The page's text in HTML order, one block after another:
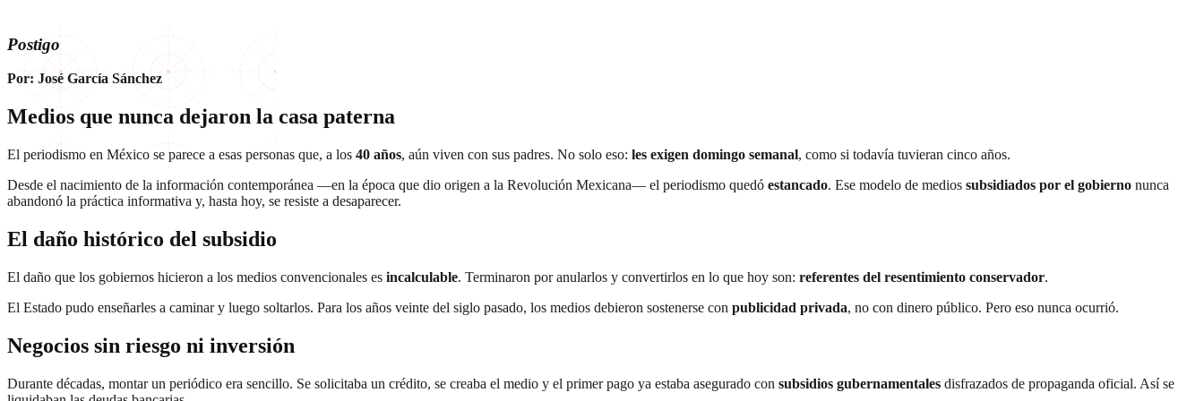
Postigo
Por: José García Sánchez
Medios que nunca dejaron la casa paterna
El periodismo en México se parece a esas personas que, a los 40 años, aún viven con sus padres. No solo eso: les exigen domingo semanal, como si todavía tuvieran cinco años.
Desde el nacimiento de la información contemporánea —en la época que dio origen a la Revolución Mexicana— el periodismo quedó estancado. Ese modelo de medios subsidiados por el gobierno nunca
abandonó la práctica informativa y, hasta hoy, se resiste a desaparecer.
El daño histórico del subsidio
El daño que los gobiernos hicieron a los medios convencionales es incalculable. Terminaron por anularlos y convertirlos en lo que hoy son: referentes del resentimiento conservador.
El Estado pudo enseñarles a caminar y luego soltarlos. Para los años veinte del siglo pasado, los medios debieron sostenerse con publicidad privada, no con dinero público. Pero eso nunca ocurrió.
Negocios sin riesgo ni inversión
Durante décadas, montar un periódico era sencillo. Se solicitaba un crédito, se creaba el medio y el primer pago ya estaba asegurado con subsidios gubernamentales disfrazados de propaganda oficial. Así se